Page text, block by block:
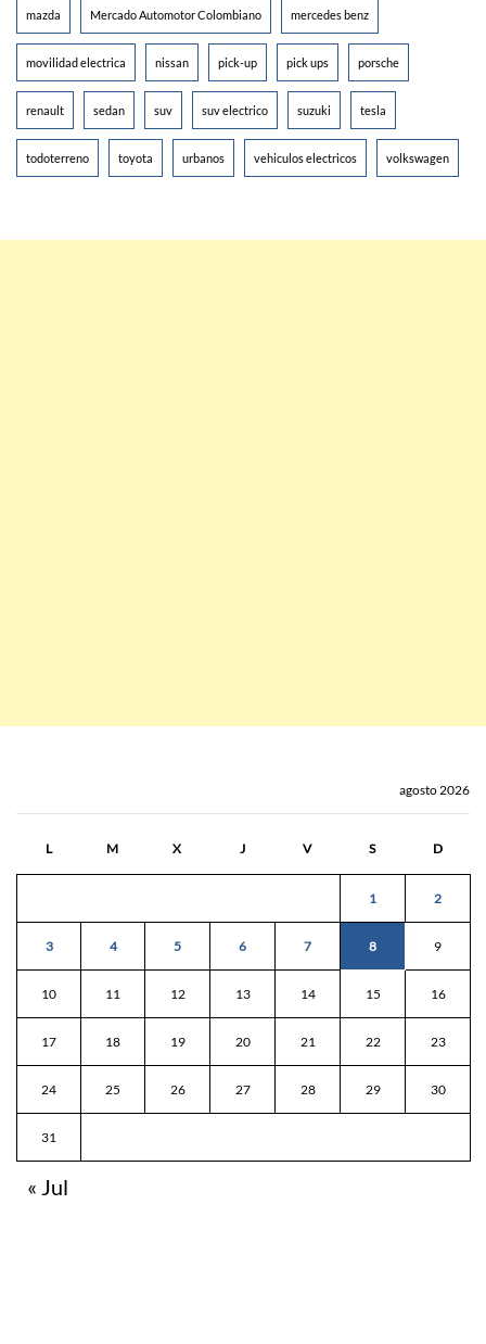
mazda Mercado Automotor Colombiano mercedes benz
movilidad electrica nissan pick-up pick ups porsche
renault sedan suv suv electrico suzuki tesla
todoterreno toyota urbanos vehiculos electricos volkswagen
agosto 2026
L M X J V S D
1 2
3 4 5 6 7 8 9
10 11 12 13 14 15 16
17 18 19 20 21 22 23
24 25 26 27 28 29 30
31
« Jul